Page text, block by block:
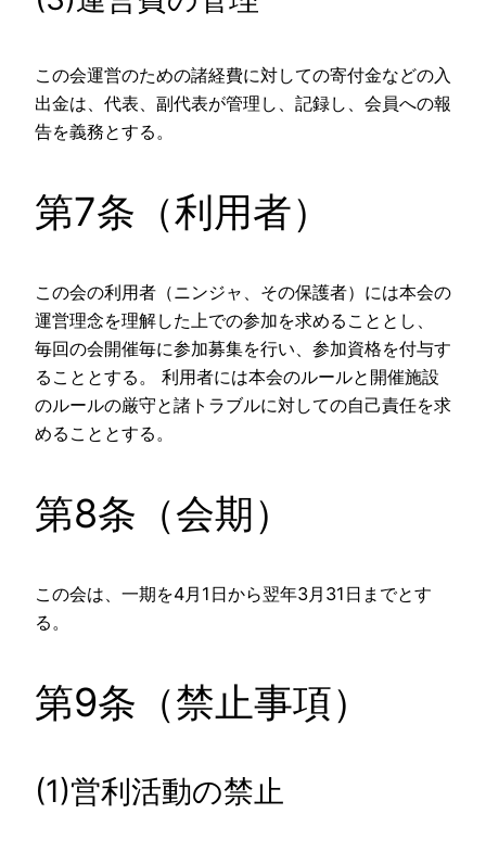
この会運営のための諸経費に対しての寄付金などの入
出金は、代表、副代表が管理し、記録し、会員への報
告を義務とする。
第7条（利用者）
この会の利用者（ニンジャ、その保護者）には本会の
運営理念を理解した上での参加を求めることとし、
毎回の会開催毎に参加募集を行い、参加資格を付与す
ることとする。 利用者には本会のルールと開催施設
のルールの厳守と諸トラブルに対しての自己責任を求
めることとする。
第8条（会期）
この会は、一期を4月1日から翌年3月31日までとす
る。
第9条（禁止事項）
(1)営利活動の禁止